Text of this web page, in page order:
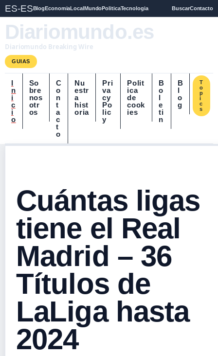
ES-ESBlogEconomiaLocalMundoPoliticaTecnologia BuscarContacto
Diariomundo.es
Diariomundo Breaking Wire
GUIAS
I
n
i
c
i
o
So
bre
nos
otr
os
C
o
n
t
a
c
t
o
Nu
estr
a
hist
oria
Pri
va
cy
Po
lic
y
Polit
ica
de
cook
ies
B
o
l
e
ti
n
B
l
o
g
T
o
p
i
c
s
Cuántas ligas
tiene el Real
Madrid – 36
Títulos de
LaLiga hasta
2024